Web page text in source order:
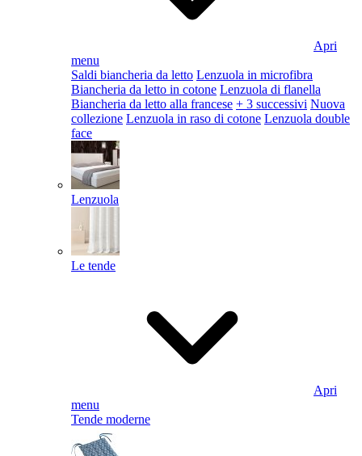
Apri
menu
Saldi biancheria da letto Lenzuola in microfibra
Biancheria da letto in cotone Lenzuola di flanella
Biancheria da letto alla francese + 3 successivi Nuova
collezione Lenzuola in raso di cotone Lenzuola double
face
Lenzuola
Le tende
Apri
menu
Tende moderne